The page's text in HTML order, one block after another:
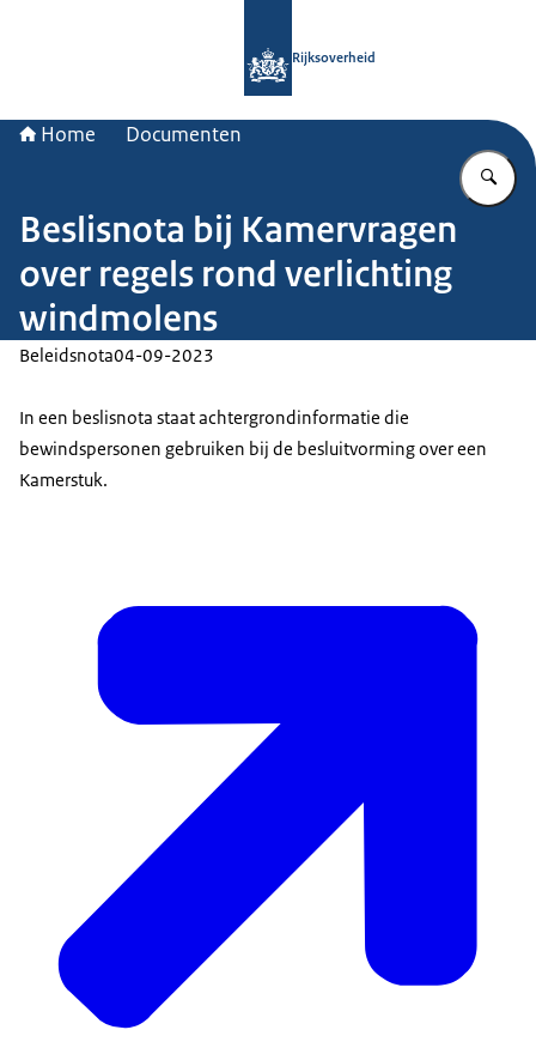
Rijksoverheid
Home Documenten
Beslisnota bij Kamervragen
over regels rond verlichting
windmolens
Beleidsnota04-09-2023
In een beslisnota staat achtergrondinformatie die
bewindspersonen gebruiken bij de besluitvorming over een
Kamerstuk.